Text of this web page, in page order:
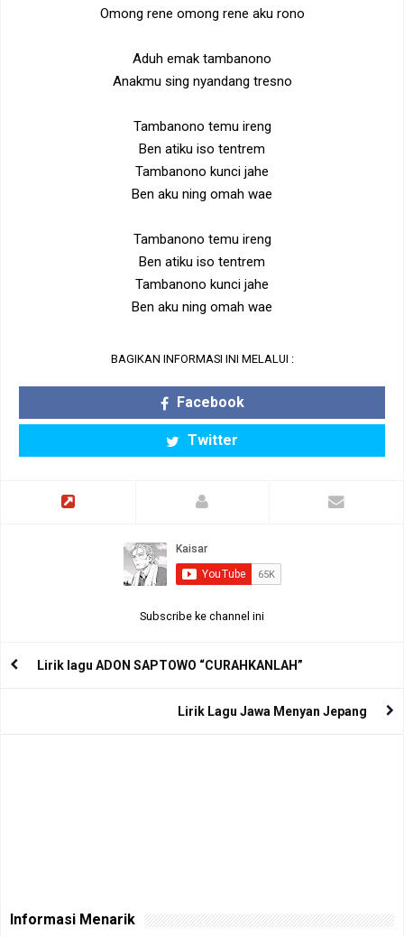
Omong rene omong rene aku rono
Aduh emak tambanono
Anakmu sing nyandang tresno
Tambanono temu ireng
Ben atiku iso tentrem
Tambanono kunci jahe
Ben aku ning omah wae
Tambanono temu ireng
Ben atiku iso tentrem
Tambanono kunci jahe
Ben aku ning omah wae
BAGIKAN INFORMASI INI MELALUI :
Facebook
Twitter
Subscribe ke channel ini
Lirik lagu ADON SAPTOWO “CURAHKANLAH”
Lirik Lagu Jawa Menyan Jepang
Informasi Menarik